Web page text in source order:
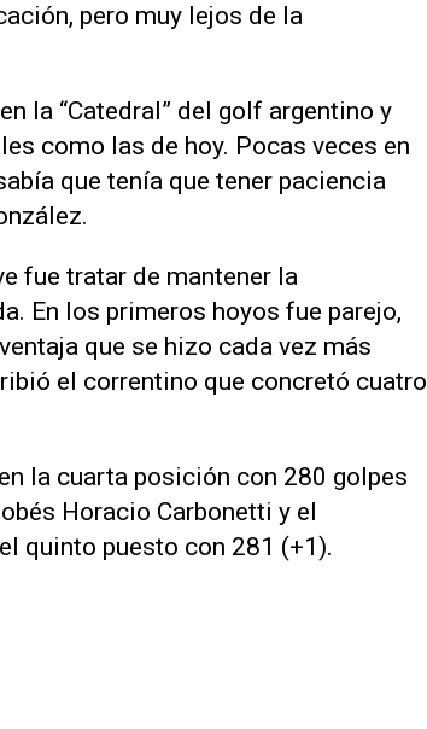
pero muy lejos de la
la “Catedral” del golf argentino y
como las de hoy. Pocas veces en
que tenía que tener paciencia
fue tratar de mantener la
En los primeros hoyos fue parejo,
que se hizo cada vez más
el correntino que concretó cuatro
la cuarta posición con 280 golpes
Horacio Carbonetti y el
quinto puesto con 281 (+1).